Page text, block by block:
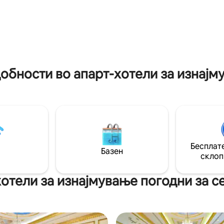
во апарт-хотели за
Базен
за изнајмување погодни за